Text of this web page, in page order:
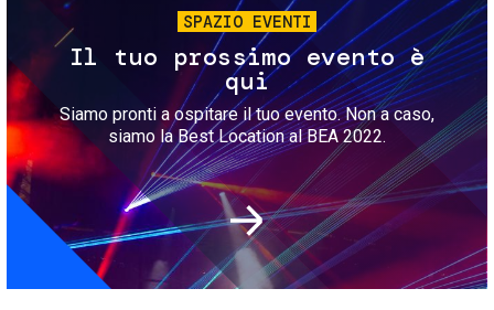
SPAZIO EVENTI
Il tuo prossimo evento è
qui
Siamo pronti a ospitare il tuo evento. Non a caso,
siamo la Best Location al BEA 2022.